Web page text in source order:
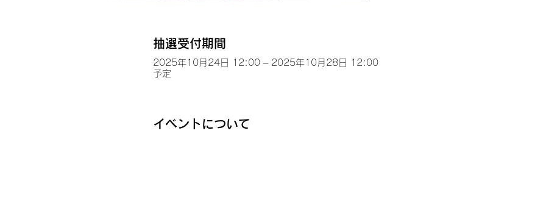
抽選受付期間
2025年10月24日 12:00 – 2025年10月28日 12:00
予定
イベントについて